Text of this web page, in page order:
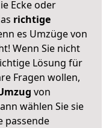
Ecke oder
richtige
es Umzüge von
Wenn Sie nicht
Lösung für
Fragen wollen,
von
wählen Sie sie
passende